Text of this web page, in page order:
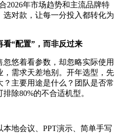
2026年市场趋势和主流品牌特
对款，让每一分投入都转化为
看“配置”，而非反过来
悠着看参数，却忽略实际使用
需求天差地别。开年选型，先
主要用途是什么？团队是否常
除80%的不合适机型。
地会议、PPT演示、简单手写